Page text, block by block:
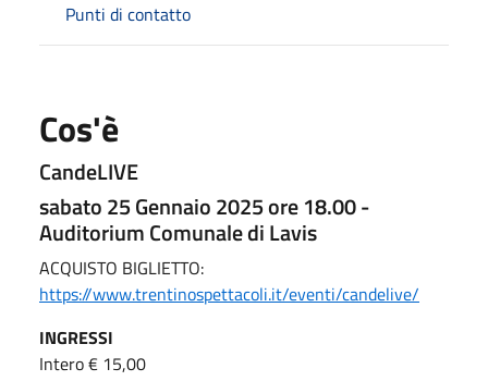
Punti di contatto
Cos'è
CandeLIVE
sabato 25 Gennaio 2025 ore 18.00 -
Auditorium Comunale di Lavis
ACQUISTO BIGLIETTO:
https://www.trentinospettacoli.it/eventi/candelive/
INGRESSI
Intero € 15,00